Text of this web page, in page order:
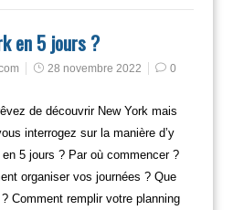
en 5 jours ?
28 novembre 2022
0
de découvrir New York mais
interrogez sur la manière d’y
en 5 jours ? Par où commencer ?
organiser vos journées ? Que
Comment remplir votre planning